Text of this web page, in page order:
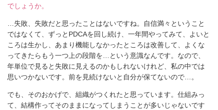
でしょうか。
…失敗、失敗だと思ったことはないですね。自信満々ということ
ではなくて、ずっとPDCAを回し続け、一年間やってみて、よいと
ころは生かし、あまり機能しなかったところは改善して、よくな
ってきたらもう一つ上の段階を…という意識なんです。なので、
年単位で見ると失敗に見えるのかもしれないけれど、私の中では
思いつかないです。前を見続けないと自分が保てないので…。
でも、そのおかげで、組織がつくれたと思っています。仕組みっ
て、結構作ってそのままになってしまうことが多いじゃないです